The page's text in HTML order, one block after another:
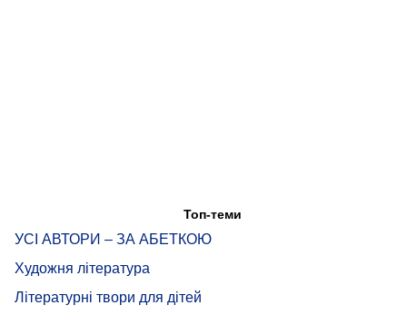
Топ-теми
УСІ АВТОРИ – ЗА АБЕТКОЮ
Художня література
Літературні твори для дітей